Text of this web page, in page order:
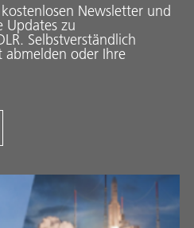
Newsletter und
Updates zu
Selbstverständlich
abmelden oder Ihre